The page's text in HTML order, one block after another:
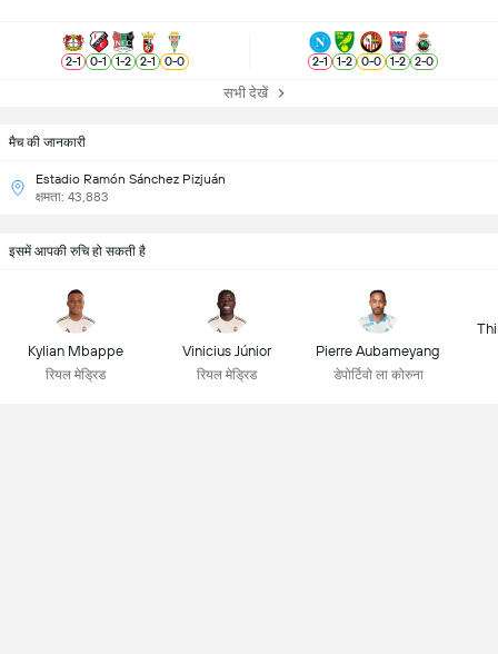
मैच की जानकारी
Estadio Ramón Sánchez Pizjuán
क्षमता: 43,883
2-1 0-1 1-2 2-1 0-0 2-1 1-2 0-0 1-2 2-0
सभी देखें
इसमें आपकी रुचि हो सकती है
Kylian Mbappe
रियल मेड्रिड
Vinicius Júnior
रियल मेड्रिड
Pierre Aubameyang
डेपोर्टिवो ला कोरुना